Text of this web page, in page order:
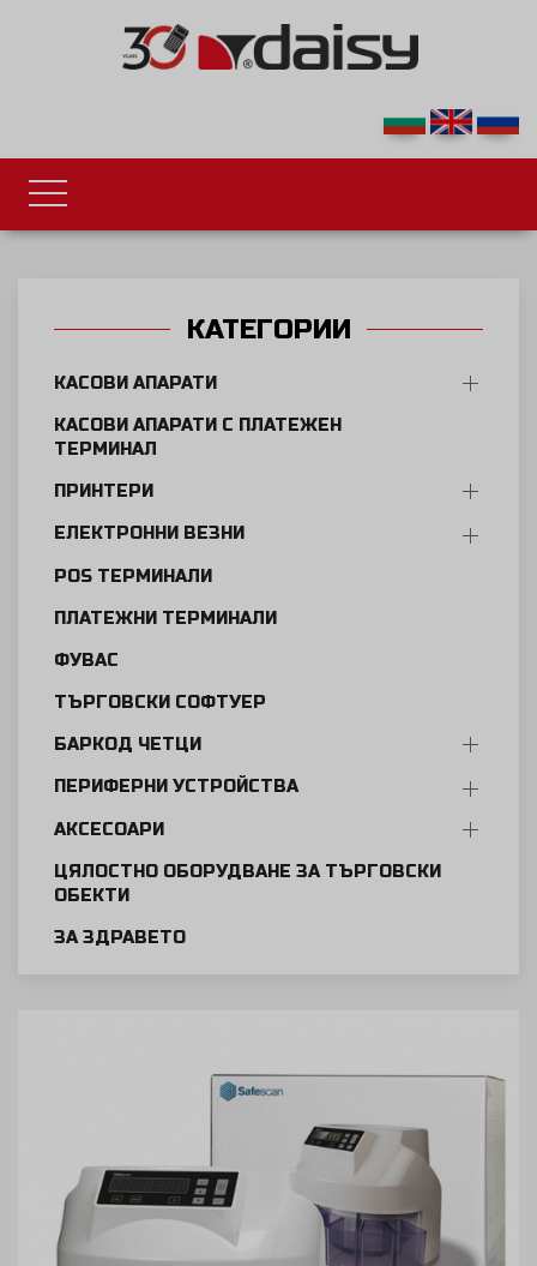
КАТЕГОРИИ
КАСОВИ АПАРАТИ
КАСОВИ АПАРАТИ С ПЛАТЕЖЕН
ТЕРМИНАЛ
ПРИНТЕРИ
ЕЛЕКТРОННИ ВЕЗНИ
POS ТЕРМИНАЛИ
ПЛАТЕЖНИ ТЕРМИНАЛИ
ФУВАС
ТЪРГОВСКИ СОФТУЕР
БАРКОД ЧЕТЦИ
ПЕРИФЕРНИ УСТРОЙСТВА
АКСЕСОАРИ
ЦЯЛОСТНО ОБОРУДВАНЕ ЗА ТЪРГОВСКИ
ОБЕКТИ
ЗА ЗДРАВЕТО